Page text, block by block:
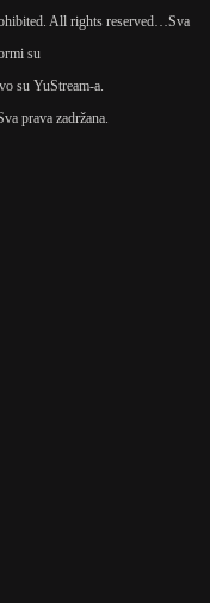
All rights reserved…Sva
su
su YuStream-a.
prava zadržana.